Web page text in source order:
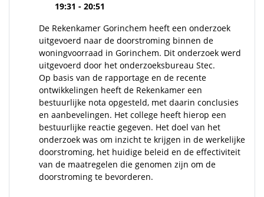
19:31 - 20:51
De Rekenkamer Gorinchem heeft een onderzoek
uitgevoerd naar de doorstroming binnen de
woningvoorraad in Gorinchem. Dit onderzoek werd
uitgevoerd door het onderzoeksbureau Stec.
Op basis van de rapportage en de recente
ontwikkelingen heeft de Rekenkamer een
bestuurlijke nota opgesteld, met daarin conclusies
en aanbevelingen. Het college heeft hierop een
bestuurlijke reactie gegeven. Het doel van het
onderzoek was om inzicht te krijgen in de werkelijke
doorstroming, het huidige beleid en de effectiviteit
van de maatregelen die genomen zijn om de
doorstroming te bevorderen.